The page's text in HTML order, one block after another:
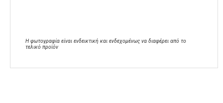
Η φωτογραφία είναι ενδεικτική και ενδεχομένως να διαφέρει από το
τελικό προϊόν